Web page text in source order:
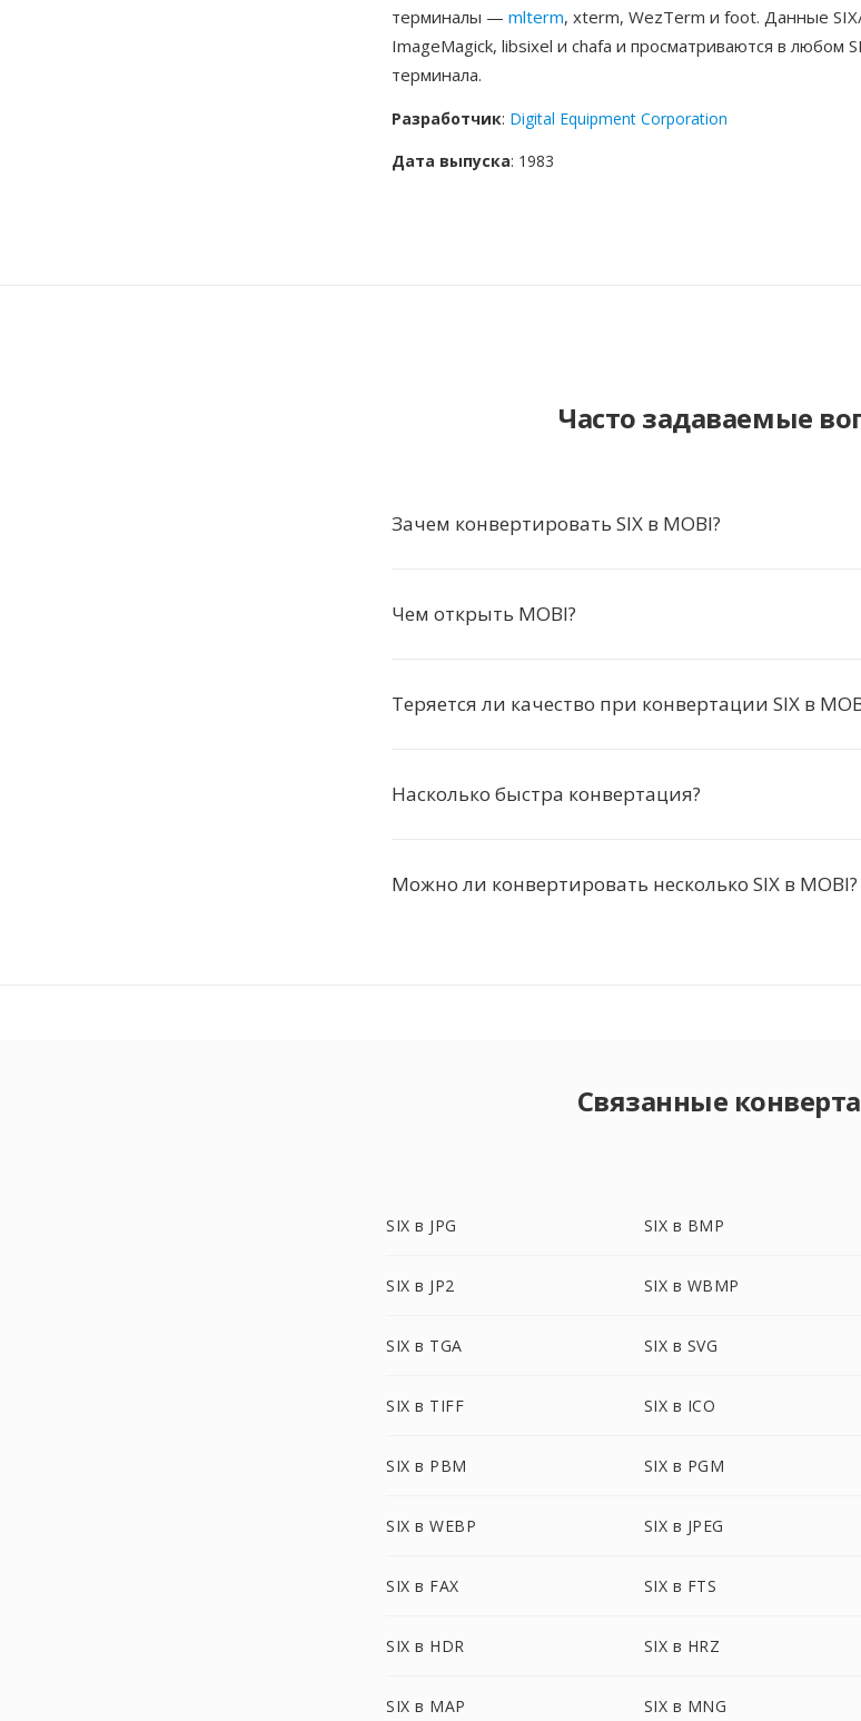
терминалы — mlterm, xterm, WezTerm и foot. Данные
ImageMagick, libsixel и chafa и просматриваются в любом
терминала.
Разработчик: Digital Equipment Corporation
Дата выпуска: 1983
Часто задаваемые
Зачем конвертировать SIX в MOBI?
Чем открыть MOBI?
Теряется ли качество при конвертации SIX в
Насколько быстра конвертация?
Можно ли конвертировать несколько SIX в MOBI?
Связанные
SIX в JPG SIX в BMP
SIX в JP2 SIX в WBMP
SIX в TGA SIX в SVG
SIX в TIFF SIX в ICO
SIX в PBM SIX в PGM
SIX в WEBP SIX в JPEG
SIX в FAX SIX в FTS
SIX в HDR SIX в HRZ
SIX в MAP SIX в MNG